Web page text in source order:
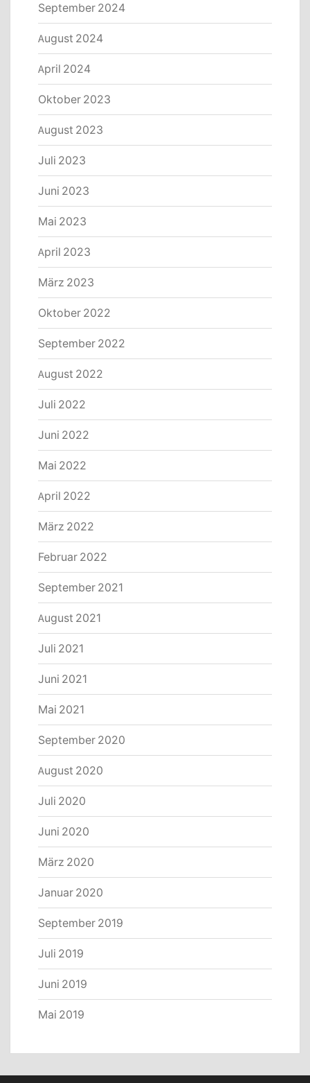
September 2024
August 2024
April 2024
Oktober 2023
August 2023
Juli 2023
Juni 2023
Mai 2023
April 2023
März 2023
Oktober 2022
September 2022
August 2022
Juli 2022
Juni 2022
Mai 2022
April 2022
März 2022
Februar 2022
September 2021
August 2021
Juli 2021
Juni 2021
Mai 2021
September 2020
August 2020
Juli 2020
Juni 2020
März 2020
Januar 2020
September 2019
Juli 2019
Juni 2019
Mai 2019